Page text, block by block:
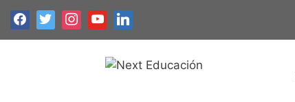
Saltar
contenido